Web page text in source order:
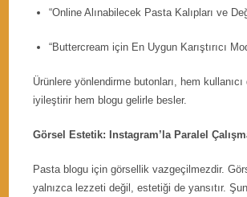
“Online Alınabilecek Pasta Kalıpları ve
“Buttercream için En Uygun Karıştırıcı
Ürünlere yönlendirme butonları, hem
iyileştirir hem blogu gelirle besler.
Görsel Estetik: Instagram’la Paralel
Pasta blogu için görsellik vazgeçilmezdir.
yalnızca lezzeti değil, estetiği de yansıtır.